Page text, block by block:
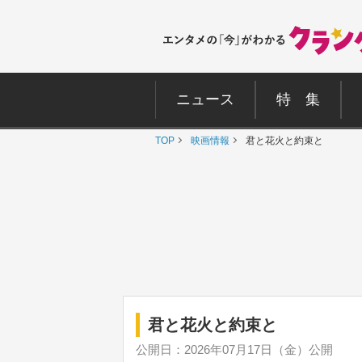
ニュース 特 集
TOP 映画情報 君と花火と約束と
君と花火と約束と
公開日：2026年07月17日（金）公開